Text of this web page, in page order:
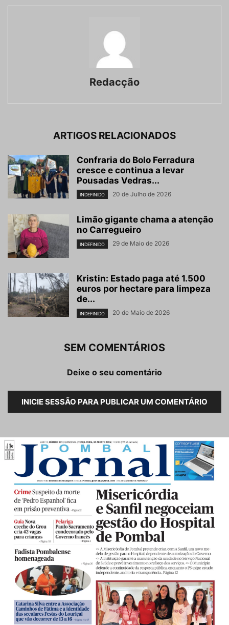
Redacção
ARTIGOS RELACIONADOS
Confraria do Bolo Ferradura
cresce e continua a levar
Pousadas Vedras...
INDEFINIDO 20 de Julho de 2026
Limão gigante chama a atenção
no Carregueiro
INDEFINIDO 29 de Maio de 2026
Kristin: Estado paga até 1.500
euros por hectare para limpeza
de...
INDEFINIDO 20 de Maio de 2026
SEM COMENTÁRIOS
Deixe o seu comentário
INICIE SESSÃO PARA PUBLICAR UM COMENTÁRIO